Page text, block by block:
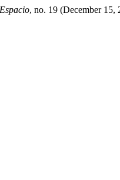
, no. 19 (December 15,